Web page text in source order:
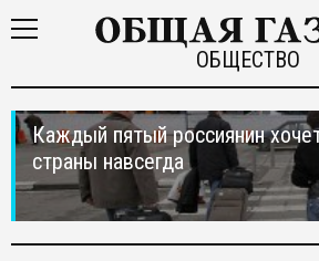
ОБЩЕСТВО
Каждый пятый россиянин
страны навсегда